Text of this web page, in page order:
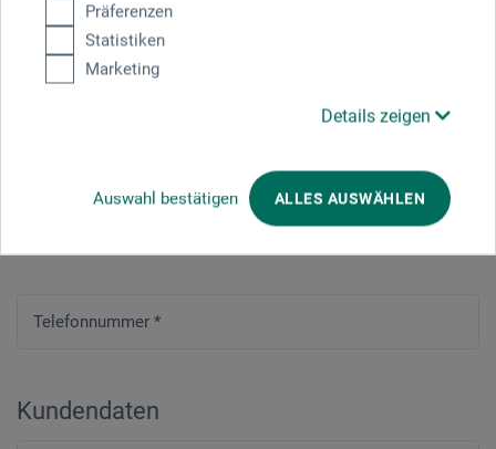
Präferenzen
Statistiken
Marketing
Details zeigen
Auswahl bestätigen ALLES AUSWÄHLEN
PLZ*
Telefonnummer *
Kundendaten